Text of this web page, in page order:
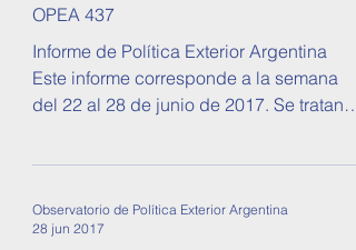
5 jul 2017
OPEA 437
Informe de Política Exterior Argentina
Este informe corresponde a la semana
temas sobre...